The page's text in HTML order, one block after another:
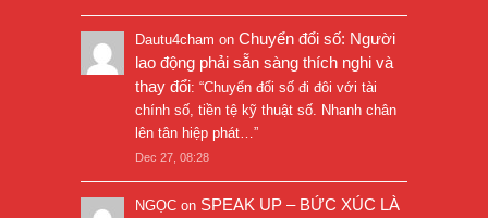
Dautu4cham on Chuyển đổi số: Người
lao động phải sẵn sàng thích nghi và
thay đổi: “Chuyển đổi số đi đôi với tài
chính số, tiền tệ kỹ thuật số. Nhanh chân
lên tân hiệp phát…”
Dec 27, 08:28
NGỌC on SPEAK UP – BỨC XÚC LÀ